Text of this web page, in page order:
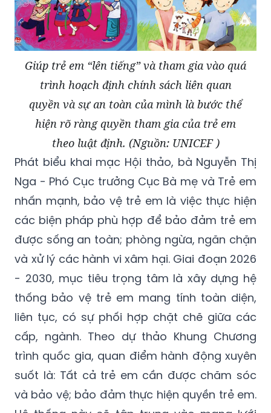
Giúp trẻ em “lên tiếng” và tham gia vào quá
trình hoạch định chính sách liên quan
quyền và sự an toàn của mình là bước thể
hiện rõ ràng quyền tham gia của trẻ em
theo luật định. (Nguồn: UNICEF )
Phát biểu khai mạc Hội thảo, bà Nguyễn Thị
Nga - Phó Cục trưởng Cục Bà mẹ và Trẻ em
nhấn mạnh, bảo vệ trẻ em là việc thực hiện
các biện pháp phù hợp để bảo đảm trẻ em
được sống an toàn; phòng ngừa, ngăn chặn
và xử lý các hành vi xâm hại. Giai đoạn 2026
- 2030, mục tiêu trọng tâm là xây dựng hệ
thống bảo vệ trẻ em mang tính toàn diện,
liên tục, có sự phối hợp chặt chẽ giữa các
cấp, ngành. Theo dự thảo Khung Chương
trình quốc gia, quan điểm hành động xuyên
suốt là: Tất cả trẻ em cần được chăm sóc
và bảo vệ; bảo đảm thực hiện quyền trẻ em.